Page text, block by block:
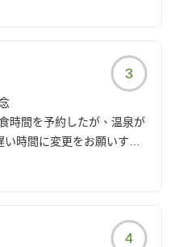
かったです。ドリンクは
た。朝食は夫婦で和食と洋
hotel/voice/40960?
3
時間を予約したが、温泉が
時間に変更をお願いする
から持っていかねばならな
の場に行ってみたら、蜘蛛
テルなだけに、ちょっとし
4